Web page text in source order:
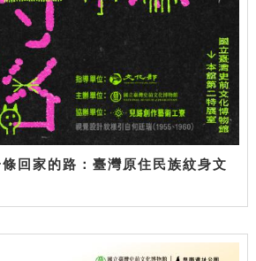
條回家的路：臺灣原住民族紋身文